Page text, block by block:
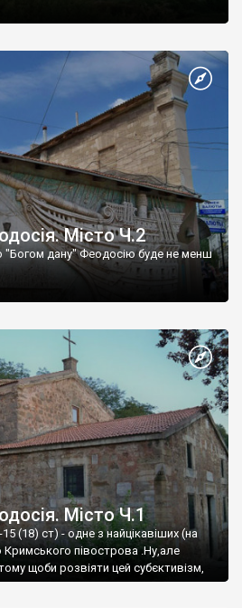
Місто Ч.2
"Богом дану" Феодосію буде не менш
Місто Ч.1
(18) ст) - одне з найцікавіших (на
півострова .Ну,але
щоби розвіяти цей субєктивізм,